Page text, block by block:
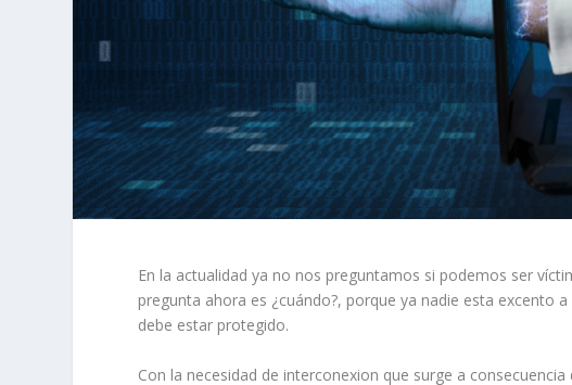
En la actualidad ya no nos preguntamos si podemos ser
pregunta ahora es ¿cuándo?, porque ya nadie esta excento
debe estar protegido.
Con la necesidad de interconexion que surge a